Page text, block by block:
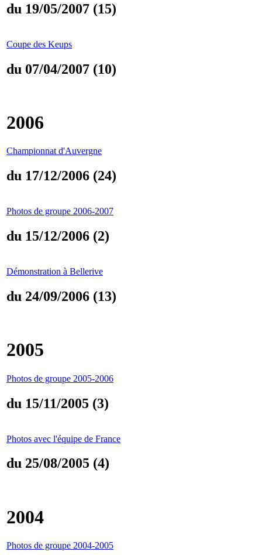
du 19/05/2007 (15)
Coupe des Keups
du 07/04/2007 (10)
2006
Championnat d'Auvergne
du 17/12/2006 (24)
Photos de groupe 2006-2007
du 15/12/2006 (2)
Démonstration à Bellerive
du 24/09/2006 (13)
2005
Photos de groupe 2005-2006
du 15/11/2005 (3)
Photos avec l'équipe de France
du 25/08/2005 (4)
2004
Photos de groupe 2004-2005